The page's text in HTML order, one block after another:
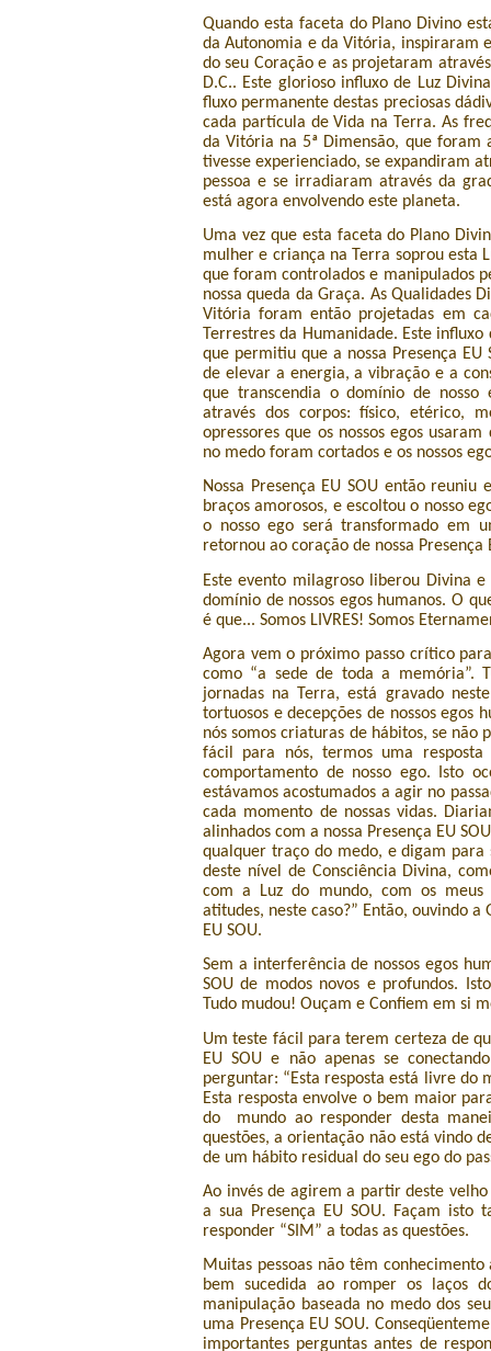
Quando esta faceta do Plano Divino
da Autonomia e da Vitória, inspiraram
do seu Coração e as projetaram
D.C.. Este glorioso influxo de Luz
fluxo permanente destas preciosas
cada partícula de Vida na Terra. As
da Vitória na 5ª Dimensão, que foram
tivesse experienciado, se expandiram
pessoa e se irradiaram através da
está agora envolvendo este planeta.
Uma vez que esta faceta do Plano
mulher e criança na Terra soprou esta
que foram controlados e manipulados
nossa queda da Graça. As Qualidades
Vitória foram então projetadas em
Terrestres da Humanidade. Este
que permitiu que a nossa Presença
de elevar a energia, a vibração e a
que transcendia o domínio de nosso
através dos corpos: físico, etérico,
opressores que os nossos egos
no medo foram cortados e os nossos
Nossa Presença EU SOU então
braços amorosos, e escoltou o nosso
o nosso ego será transformado em
retornou ao coração de nossa Presença
Este evento milagroso liberou Divina
domínio de nossos egos humanos. O
é que... Somos LIVRES! Somos
Agora vem o próximo passo crítico
como “a sede de toda a memória”.
jornadas na Terra, está gravado
tortuosos e decepções de nossos egos
nós somos criaturas de hábitos, se não
fácil para nós, termos uma
comportamento de nosso ego. Isto
estávamos acostumados a agir no
cada momento de nossas vidas.
alinhados com a nossa Presença EU
qualquer traço do medo, e digam para
deste nível de Consciência Divina,
com a Luz do mundo, com os meus
atitudes, neste caso?” Então, ouvindo
EU SOU.
Sem a interferência de nossos egos
SOU de modos novos e profundos.
Tudo mudou! Ouçam e Confiem em si
Um teste fácil para terem certeza de
EU SOU e não apenas se
perguntar: “Esta resposta está livre do
Esta resposta envolve o bem maior
do mundo ao responder desta
questões, a orientação não está vindo
de um hábito residual do seu ego do
Ao invés de agirem a partir deste
a sua Presença EU SOU. Façam isto
responder “SIM” a todas as questões.
Muitas pessoas não têm
bem sucedida ao romper os laços
manipulação baseada no medo dos
uma Presença EU SOU.
importantes perguntas antes de